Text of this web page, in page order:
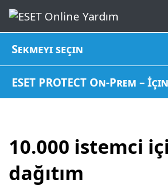
Sekmeyi seçin
ESET PROTECT On-Prem –
10.000 istemci
dağıtım